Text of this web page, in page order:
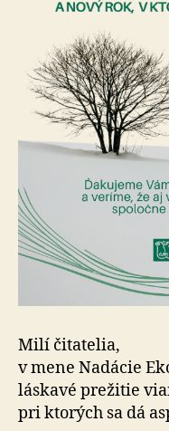
Milí čitatelia,
v mene Nadácie
láskavé prežitie
pri ktorých sa dá